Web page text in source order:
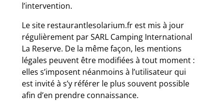
l’intervention.
Le site restaurantlesolarium.fr est mis à jour
régulièrement par SARL Camping International
La Reserve. De la même façon, les mentions
légales peuvent être modifiées à tout moment :
elles s’imposent néanmoins à l’utilisateur qui
est invité à s’y référer le plus souvent possible
afin d’en prendre connaissance.